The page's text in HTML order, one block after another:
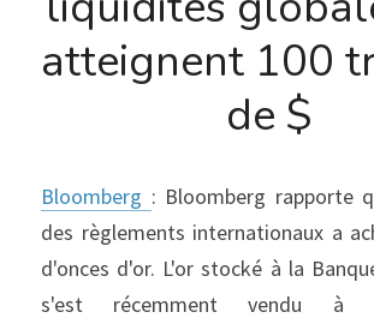
atteignent 100
de $
Bloomberg : Bloomberg rapporte
des règlements internationaux a
d'onces d'or. L'or stocké à la
s'est récemment vendu à